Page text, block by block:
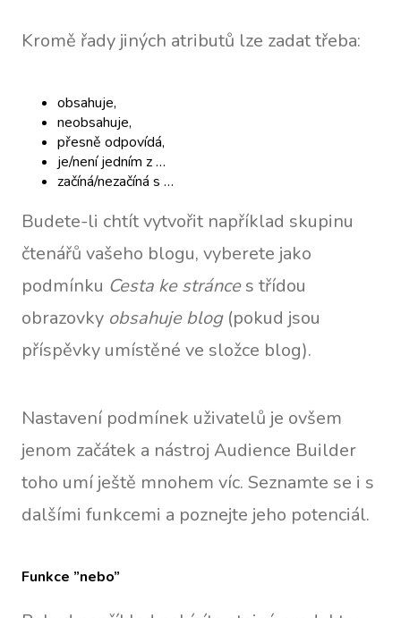
Kromě řady jiných atributů lze zadat třeba:
obsahuje,
neobsahuje,
přesně odpovídá,
je/není jedním z …
začíná/nezačíná s …
Budete-li chtít vytvořit například skupinu
čtenářů vašeho blogu, vyberete jako
podmínku Cesta ke stránces třídou
obrazovky obsahuje blog(pokud jsou
příspěvky umístěné ve složce blog).
Nastavení podmínek uživatelů je ovšem
jenom začátek a nástroj Audience Builder
toho umí ještě mnohem víc. Seznamte se i s
dalšími funkcemi a poznejte jeho potenciál.
Funkce ”nebo”